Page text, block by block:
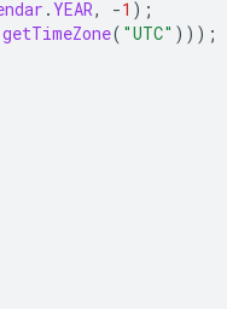
. YEAR, -1 );
getTimeZone( "UTC" )));